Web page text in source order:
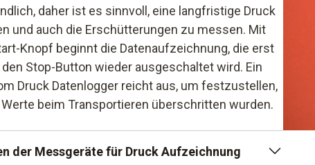
daher ist es sinnvoll, eine langfristige Druck
und auch die Erschütterungen zu messen. Mit
Knopf beginnt die Datenaufzeichnung, die erst
Stop-Button wieder ausgeschaltet wird. Ein
Druck Datenlogger reicht aus, um festzustellen,
beim Transportieren überschritten wurden.
der Messgeräte für Druck Aufzeichnung